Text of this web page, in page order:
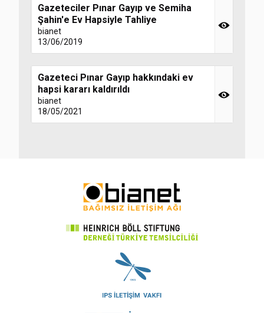
Gazeteciler Pınar Gayıp ve Semiha
Şahin'e Ev Hapsiyle Tahliye
bianet
13/06/2019
Gazeteci Pınar Gayıp hakkındaki ev
hapsi kararı kaldırıldı
bianet
18/05/2021